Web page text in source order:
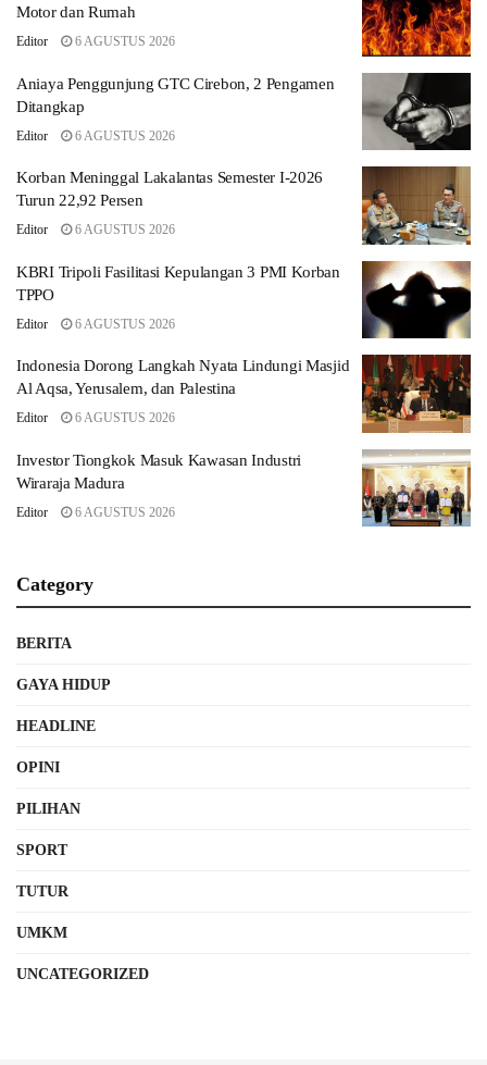
Motor dan Rumah
Editor 6 AGUSTUS 2026
Aniaya Penggunjung GTC Cirebon, 2 Pengamen
Ditangkap
Editor 6 AGUSTUS 2026
Korban Meninggal Lakalantas Semester I-2026
Turun 22,92 Persen
Editor 6 AGUSTUS 2026
KBRI Tripoli Fasilitasi Kepulangan 3 PMI Korban
TPPO
Editor 6 AGUSTUS 2026
Indonesia Dorong Langkah Nyata Lindungi Masjid
Al Aqsa, Yerusalem, dan Palestina
Editor 6 AGUSTUS 2026
Investor Tiongkok Masuk Kawasan Industri
Wiraraja Madura
Editor 6 AGUSTUS 2026
Category
BERITA
GAYA HIDUP
HEADLINE
OPINI
PILIHAN
SPORT
TUTUR
UMKM
UNCATEGORIZED